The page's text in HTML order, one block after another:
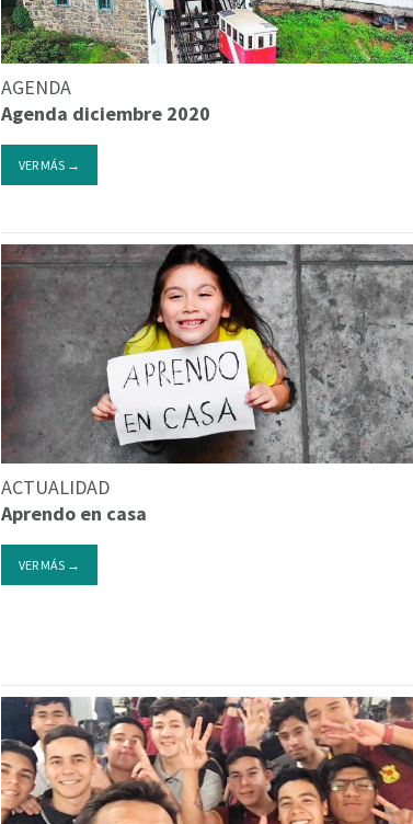
AGENDA
Agenda diciembre 2020
VER MÁS →
ACTUALIDAD
Aprendo en casa
VER MÁS →